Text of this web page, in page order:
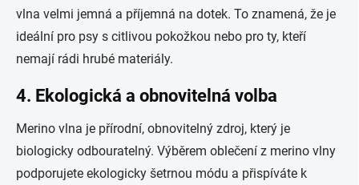
vlna velmi jemná a příjemná na dotek. To znamená, že je
ideální pro psy s citlivou pokožkou nebo pro ty, kteří
nemají rádi hrubé materiály.
4. Ekologická a obnovitelná volba
Merino vlna je přírodní, obnovitelný zdroj, který je
biologicky odbouratelný. Výběrem oblečení z merino vlny
podporujete ekologicky šetrnou módu a přispíváte k